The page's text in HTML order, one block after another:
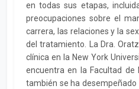
en todas sus etapas,
preocupaciones sobre el
carrera, las relaciones y la
del tratamiento. La Dra.
clínica en la New York
encuentra en la Facultad de
también se ha